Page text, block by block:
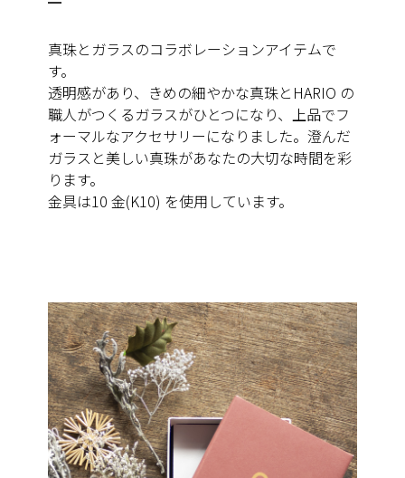
真珠とガラスのコラボレーションアイテムで
す。
透明感があり、きめの細やかな真珠とHARIO の
職人がつくるガラスがひとつになり、上品でフ
ォーマルなアクセサリーになりました。澄んだ
ガラスと美しい真珠があなたの大切な時間を彩
ります。
金具は10 金(K10) を使用しています。